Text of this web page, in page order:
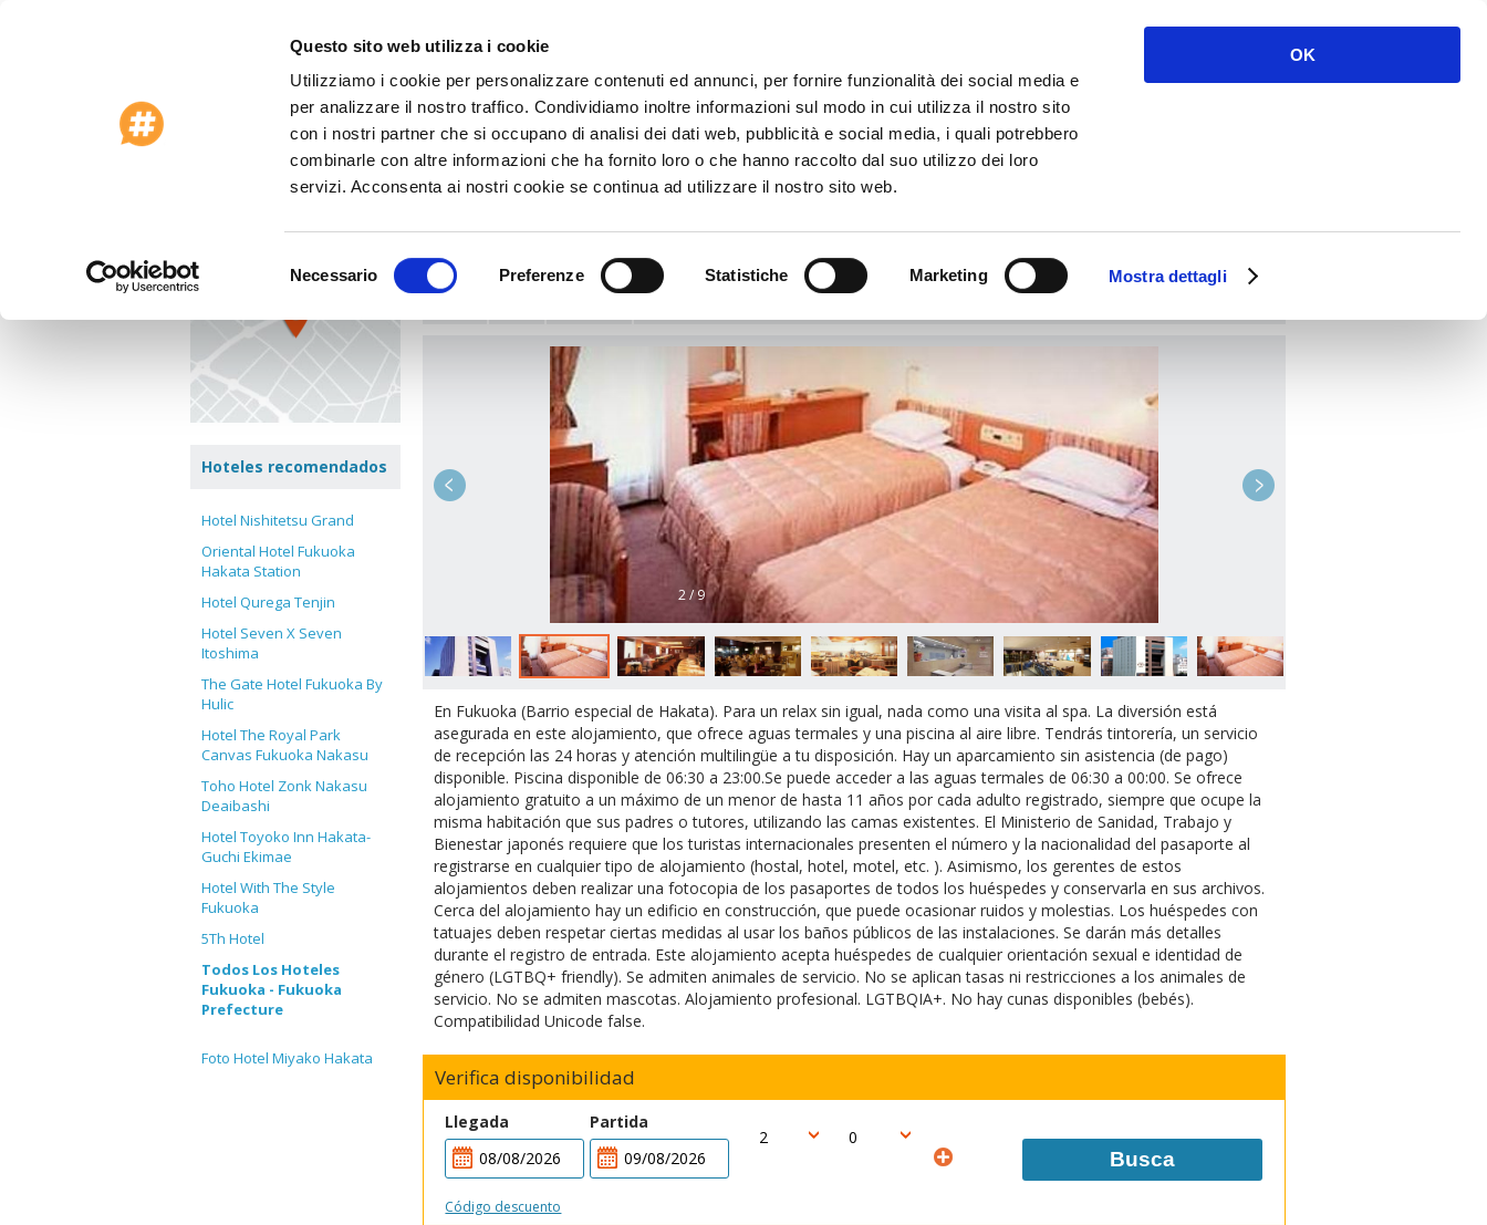
Questo sito web utilizza i cookie
Utilizziamo i cookie per personalizzare contenuti ed annunci, per fornire funzionalità dei social media e
per analizzare il nostro traffico. Condividiamo inoltre informazioni sul modo in cui utilizza il nostro sito
con i nostri partner che si occupano di analisi dei dati web, pubblicità e social media, i quali potrebbero
combinarle con altre informazioni che ha fornito loro o che hanno raccolto dal suo utilizzo dei loro
servizi. Acconsenta ai nostri cookie se continua ad utilizzare il nostro sito web.
del
Necessario Preferenze Statistiche Marketing Mostra dettagli
OK
Asistencia al cliente
Página principal> Japón > Fukuoka - Fukuoka Prefecture > Hotel Miyako Hakata
Hotel Miyako Hakata
ver el mapa
2 / 9
En Fukuoka (Barrio especial de Hakata). Para un relax sin igual, nada como una visita al spa. La diversión está
asegurada en este alojamiento, que ofrece aguas termales y una piscina al aire libre. Tendrás tintorería, un servicio
de recepción las 24 horas y atención multilingüe a tu disposición. Hay un aparcamiento sin asistencia (de pago)
disponible. Piscina disponible de 06:30 a 23:00.Se puede acceder a las aguas termales de 06:30 a 00:00. Se ofrece
alojamiento gratuito a un máximo de un menor de hasta 11 años por cada adulto registrado, siempre que ocupe la
misma habitación que sus padres o tutores, utilizando las camas existentes. El Ministerio de Sanidad, Trabajo y
Bienestar japonés requiere que los turistas internacionales presenten el número y la nacionalidad del pasaporte al
registrarse en cualquier tipo de alojamiento (hostal, hotel, motel, etc. ). Asimismo, los gerentes de estos
alojamientos deben realizar una fotocopia de los pasaportes de todos los huéspedes y conservarla en sus archivos.
Cerca del alojamiento hay un edificio en construcción, que puede ocasionar ruidos y molestias. Los huéspedes con
tatuajes deben respetar ciertas medidas al usar los baños públicos de las instalaciones. Se darán más detalles
durante el registro de entrada. Este alojamiento acepta huéspedes de cualquier orientación sexual e identidad de
género (LGTBQ+ friendly). Se admiten animales de servicio. No se aplican tasas ni restricciones a los animales de
servicio. No se admiten mascotas. Alojamiento profesional. LGTBQIA+. No hay cunas disponibles (bebés).
Compatibilidad Unicode false.
Verifica disponibilidad
Llegada Partida
Busca
Código descuento
Hoteles recomendados
Hotel Nishitetsu Grand
Oriental Hotel Fukuoka
Hakata Station
Hotel Qurega Tenjin
Hotel Seven X Seven
Itoshima
The Gate Hotel Fukuoka By
Hulic
Hotel The Royal Park
Canvas Fukuoka Nakasu
Toho Hotel Zonk Nakasu
Deaibashi
Hotel Toyoko Inn Hakata-
Guchi Ekimae
Hotel With The Style
Fukuoka
5Th Hotel
Todos Los Hoteles
Fukuoka - Fukuoka
Prefecture
Foto Hotel Miyako Hakata